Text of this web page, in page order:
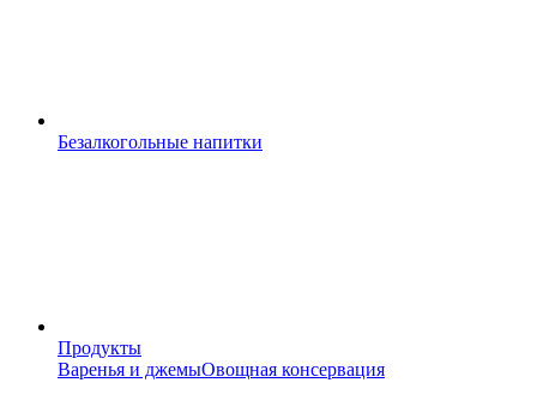
Безалкогольные напитки
Продукты
Варенья и джемыОвощная консервация